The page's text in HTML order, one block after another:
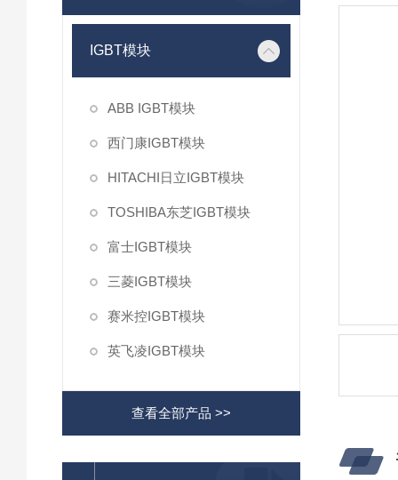
IGBT模块
ABB IGBT模块
西门康IGBT模块
HITACHI日立IGBT模块
TOSHIBA东芝IGBT模块
富士IGBT模块
三菱IGBT模块
赛米控IGBT模块
英飞凌IGBT模块
查看全部产品 >>